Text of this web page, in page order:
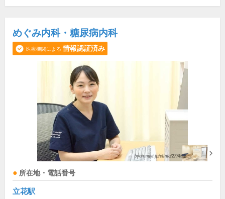
めぐみ内科・糖尿病内科
医療機関による 情報認証済み
所在地・電話番号
立花駅